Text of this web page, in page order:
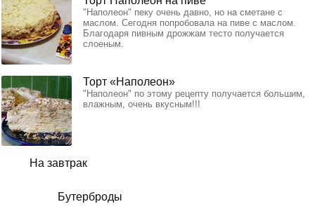
На завтрак
Бутерброды
"Наполеон" пеку очень давно, но на сметане с
маслом. Сегодня попробовала на пиве с маслом.
Благодаря пивным дрожжам тесто получается
слоеным.
Торт «Наполеон»
"Наполеон" по этому рецепту получается большим,
влажным, очень вкусным!!!